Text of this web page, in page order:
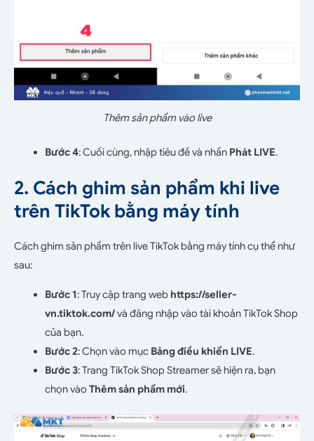
Thêm sản phẩm vào live
Bước 4: Cuối cùng, nhập tiêu đề và nhấn Phát LIVE.
2. Cách ghim sản phẩm khi live
trên TikTok bằng máy tính
Cách ghim sản phẩm trên live TikTok bằng máy tính cụ thể như
sau:
Bước 1: Truy cập trang web https://seller-
vn.tiktok.com/và đăng nhập vào tài khoản TikTok Shop
của bạn.
Bước 2: Chọn vào mục Bảng điều khiển LIVE.
Bước 3: Trang TikTok Shop Streamer sẽ hiện ra, bạn
chọn vào Thêm sản phẩm mới.